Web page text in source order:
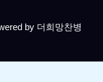
by 더희망찬병